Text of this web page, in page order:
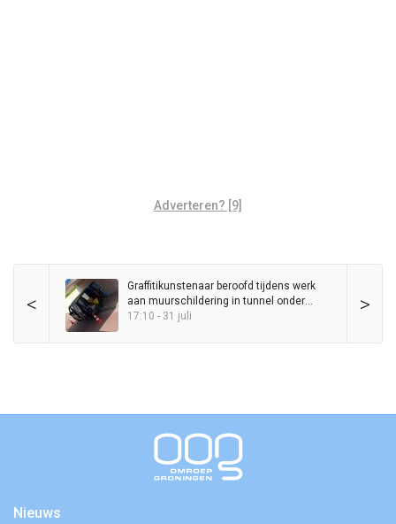
Adverteren? [9]
< >
Graffitikunstenaar beroofd tijdens werk
aan muurschildering in tunnel onder
Station Haren
17:10 - 31 juli
Nieuws